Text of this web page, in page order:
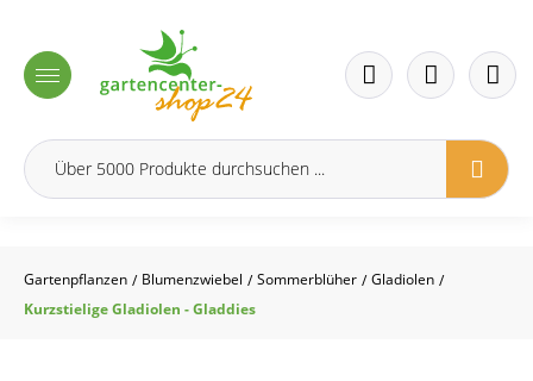
Gartenpflanzen / Blumenzwiebel / Sommerblüher / Gladiolen /
Kurzstielige Gladiolen - Gladdies